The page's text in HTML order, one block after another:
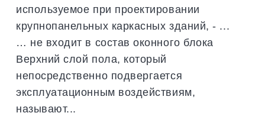
используемое при проектировании
крупнопанельных каркасных зданий, - ...
… не входит в состав оконного блока
Верхний слой пола, который
непосредственно подвергается
эксплуатационным воздействиям,
называют...